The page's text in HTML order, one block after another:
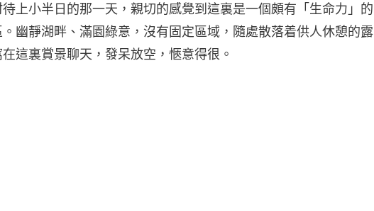
上小半日的那一天，親切的感覺到這裏是一個頗有「生命力」的
。幽靜湖畔、滿園綠意，沒有固定區域，隨處散落着供人休憩的露
這裏賞景聊天，發呆放空，愜意得很。